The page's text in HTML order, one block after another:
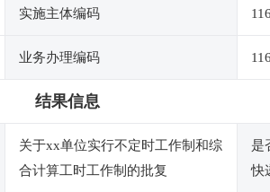
实施主体编码
业务办理编码
结果信息
关于xx单位实行不定时工作制和综
合计算工时工作制的批复
是
快